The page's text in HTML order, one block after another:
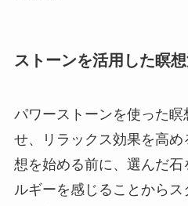
ストーンを活用した瞑
パワーストーンを使った瞑
せ、リラックス効果を高
想を始める前に、選んだ
ルギーを感じることから